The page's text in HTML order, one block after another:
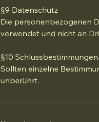
§9 Datenschutz
Die personenbezogenen
verwendet und nicht an
§10 Schlussbestimmungen
Sollten einzelne
unberührt.